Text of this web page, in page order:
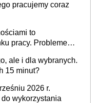
pracujemy coraz
to
pracy. Problemem
systemu i
ale i dla wybranych.
15 minut?
2026 r.
wykorzystania